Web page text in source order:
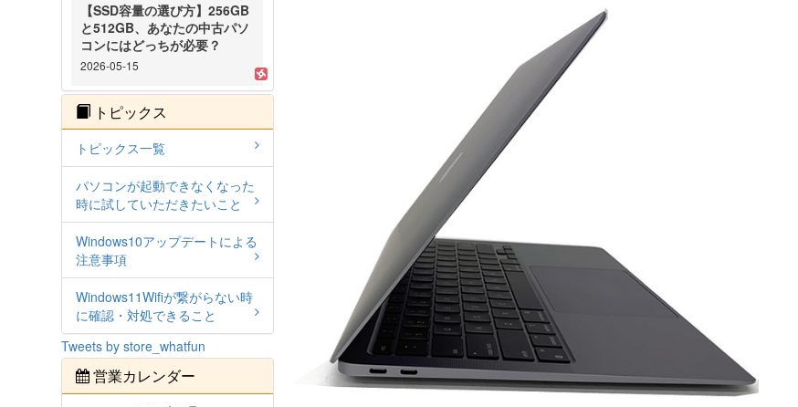
【SSD容量の選び方】256GB
と512GB、あなたの中古パソ
コンにはどっちが必要？
2026-05-15
トピックス
トピックス一覧
パソコンが起動できなくなった
時に試していただきたいこと
Windows10アップデートによる
注意事項
Windows11Wifiが繋がらない時
に確認・対処できること
Tweets by store_whatfun
営業カレンダー